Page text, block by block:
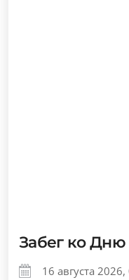
Забег ко Дню
16 августа